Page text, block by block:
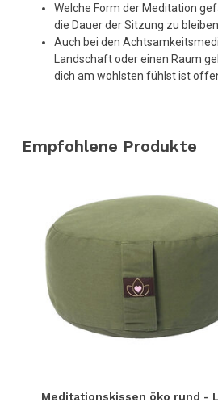
Welche Form der Meditation
die Dauer der Sitzung zu
Auch bei den
Landschaft oder einen Raum
dich am wohlsten fühlst ist
Empfohlene Produkte
Meditationskissen öko rund -